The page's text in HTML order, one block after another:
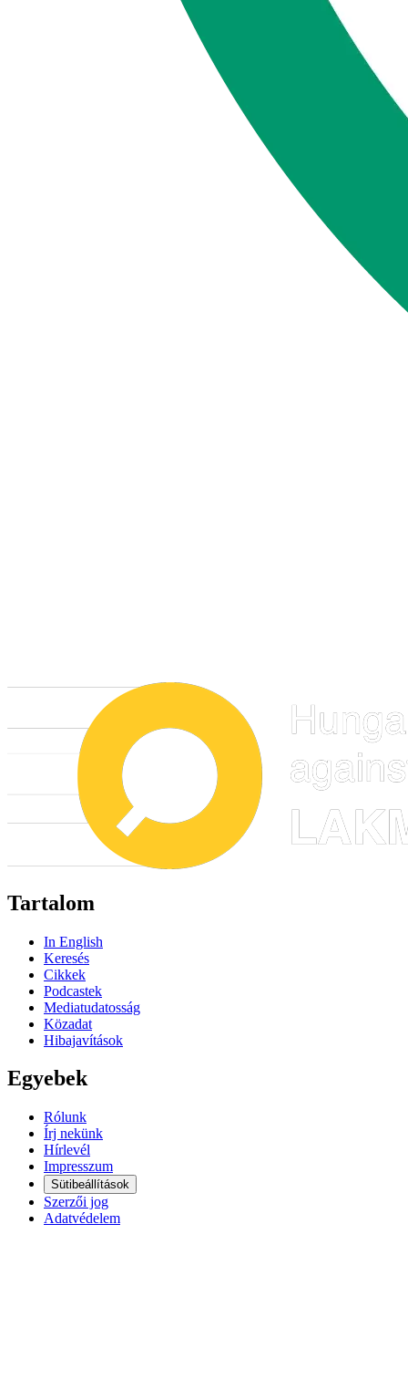
Tartalom
In English
Keresés
Cikkek
Podcastek
Mediatudatosság
Közadat
Hibajavítások
Egyebek
Rólunk
Írj nekünk
Hírlevél
Impresszum
Sütibeállítások
Szerzői jog
Adatvédelem